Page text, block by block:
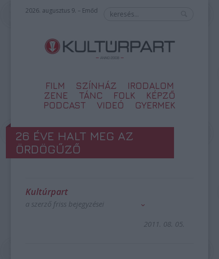
2026. augusztus 9. – Emőd
FILM SZÍNHÁZ
IRODALOM
ZENE
TÁNC FOLK
KÉPZŐ
PODCAST
VIDEÓ GYERMEK
26 ÉVE HALT MEG AZ
ÖRDÖGŰZŐ
Kultúrpart
a szerző friss bejegyzései
2011. 08. 05.